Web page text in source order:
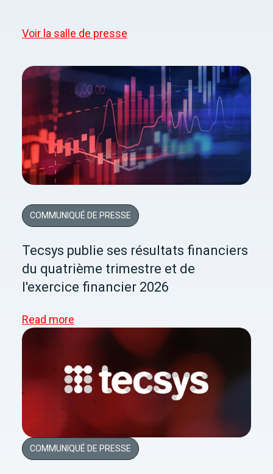
Voir la salle de presse
COMMUNIQUÉ DE PRESSE
Tecsys publie ses résultats financiers
du quatrième trimestre et de
l'exercice financier 2026
Read more
COMMUNIQUÉ DE PRESSE